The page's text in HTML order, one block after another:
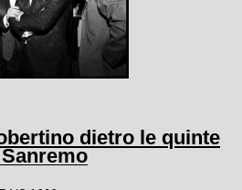
dietro le quinte